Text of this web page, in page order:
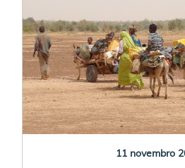
11 novembro